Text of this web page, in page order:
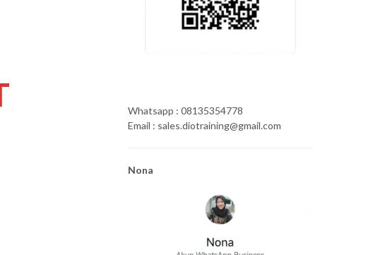
Whatsapp : 08135354778
Email : sales.diotraining@gmail.com
Nona